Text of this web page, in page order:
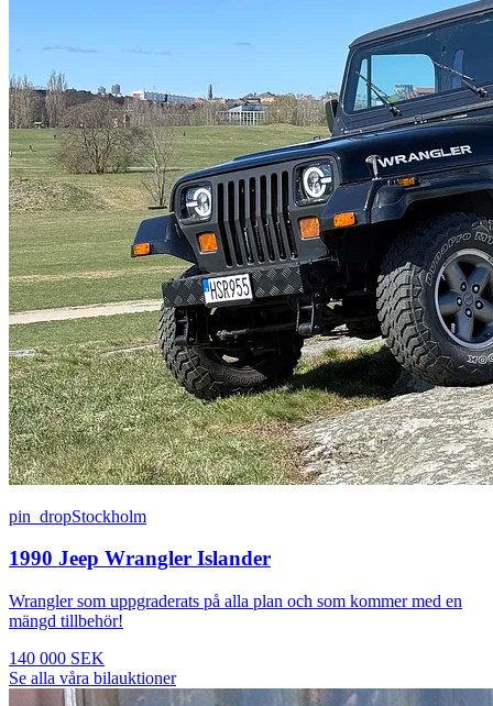
pin_dropStockholm
1990 Jeep Wrangler Islander
Wrangler som uppgraderats på alla plan och som kommer med en
mängd tillbehör!
140 000 SEK
Se alla våra bilauktioner